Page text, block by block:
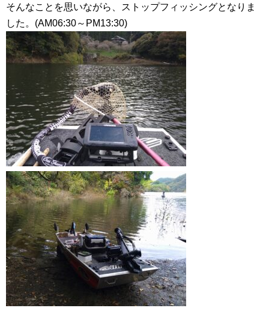
そんなことを思いながら、ストップフィッシングとなりま
した。(AM06:30～PM13:30)